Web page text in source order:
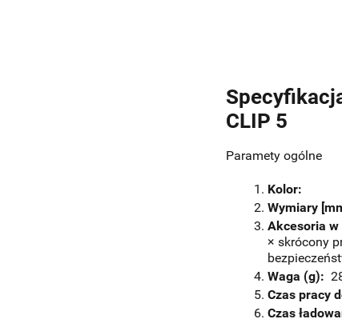
CLIP 5
Paramety ogólne
Kolor:
Wymiary
Akcesoria
× skrócony
Waga (g):
Czas pracy
Czas